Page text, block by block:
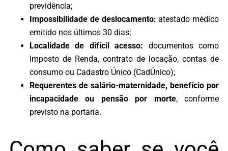
previdência;
Impossibilidade de deslocamento: atestado médico
emitido nos últimos 30 dias;
Localidade de difícil acesso: documentos como
Imposto de Renda, contrato de locação, contas de
consumo ou Cadastro Único (CadÚnico);
Requerentes de salário-maternidade, benefício por
incapacidade ou pensão por morte, conforme
previsto na portaria.